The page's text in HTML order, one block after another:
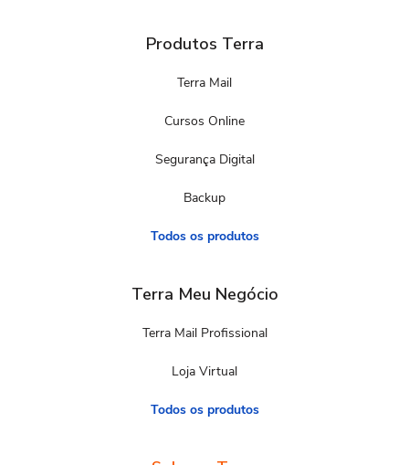
Produtos Terra
Terra Mail
Cursos Online
Segurança Digital
Backup
Todos os produtos
Terra Meu Negócio
Terra Mail Profissional
Loja Virtual
Todos os produtos